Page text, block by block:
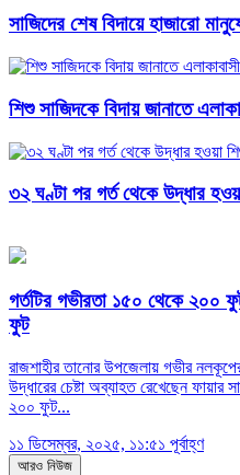
সাজিদের শেষ বিদায়ে হাজারো
শিশু সাজিদকে বিদায় জানাতে
৩২ ঘণ্টা পর গর্ত থেকে উদ্ধার
গর্তটির গভীরতা ১৫০ থেকে ২০০
ফুট
রাজশাহীর তানোর উপজেলায় গভীর
উদ্ধারের চেষ্টা অব্যাহত রেখেছেন ফায়ার
২০০ ফুট...
১১ ডিসেম্বর, ২০২৫, ১১:৫১ পূর্বাহ্ণ
আরও নিউজ